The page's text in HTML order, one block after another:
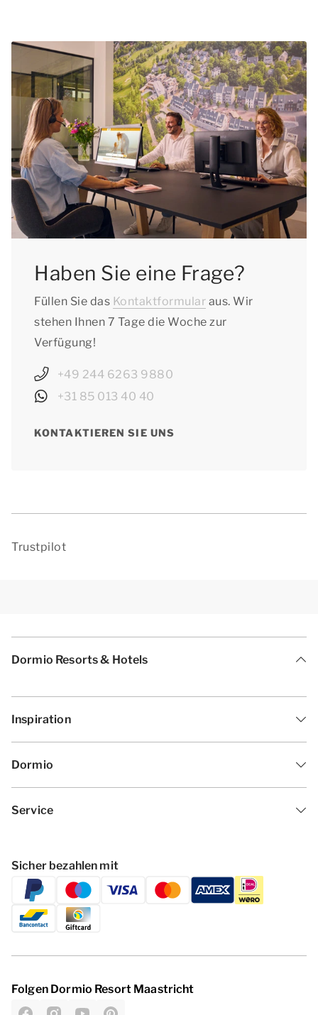
Haben Sie eine Frage?
Füllen Sie das Kontaktformular aus. Wir
stehen Ihnen 7 Tage die Woche zur
Verfügung!
+49 244 6263 9880
+31 85 013 40 40
KONTAKTIEREN SIE UNS
Trustpilot
Dormio Resorts & Hotels
Inspiration
Dormio
Service
Sicher bezahlen mit
Folgen Dormio Resort Maastricht